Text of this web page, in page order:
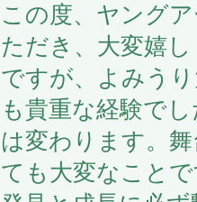
この度、ヤング
ただき、大変嬉
ですが、よみう
も貴重な経験で
は変わります。
ても大変なこと